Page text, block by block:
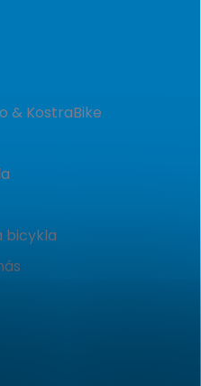
& KostraBike
bicykla